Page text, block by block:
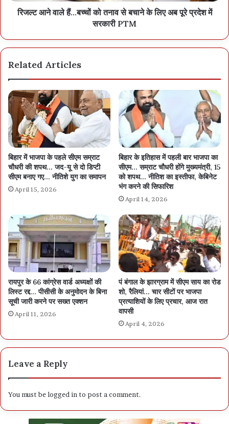
रिजल्ट आने वाले हैं...बच्चों को तनाव से बचाने के लिए अब पूरे प्रदेश में
सरकारी PTM
Related Articles
बिहार में भाजपा के पहले सीएम सम्राट
चौधरी की शपथ… जद-यू से दो डिप्टी
सीएम बनाए गए… नीतिशे युग का समापन
April 15, 2026
बिहार के इतिहास में पहली बार भाजपा का
सीएम… सम्राट चौधरी होंगे मुख्यमंत्री, 15
को शपथ… नीतिश का इस्तीफा, केबिनेट
भंग करने की सिफारिश
April 14, 2026
रायपुर के 66 कांग्रेस वार्ड अध्यक्षों की
लिस्ट रद्द… पीसीसी के अनुमोदन के बिना
सूची जारी करने पर सख्त एक्शन
April 11, 2026
पं बंगाल के झारग्राम में सीएम साय का रोड
शो, रैलियां… चार सीटों पर भाजपा
प्रत्याशियों के लिए प्रचार, आज रात
वापसी
April 4, 2026
Leave a Reply
You must belogged in to post a comment.